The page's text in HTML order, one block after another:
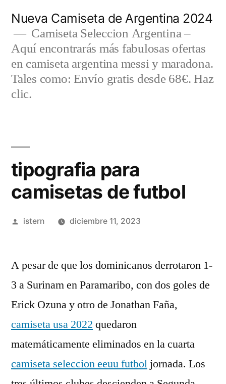
contenido
Nueva Camiseta de Argentina 2024
Camiseta Seleccion Argentina –
Aquí encontrarás más fabulosas ofertas
en camiseta argentina messi y maradona.
Tales como: Envío gratis desde 68€. Haz
clic.
tipografia para
camisetas de futbol
Publicado
istern diciembre 11, 2023
A pesar de que los dominicanos derrotaron 1-
3 a Surinam en Paramaribo, con dos goles de
Erick Ozuna y otro de Jonathan Faña,
camiseta usa 2022 quedaron
matemáticamente eliminados en la cuarta
camiseta seleccion eeuu futbol jornada. Los